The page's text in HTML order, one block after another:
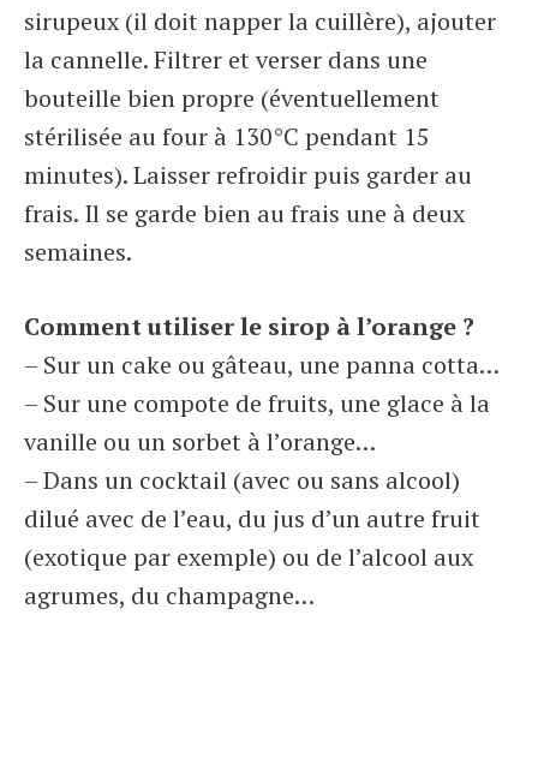
sirupeux (il doit napper la cuillère), ajouter
la cannelle. Filtrer et verser dans une
bouteille bien propre (éventuellement
stérilisée au four à 130°C pendant 15
minutes). Laisser refroidir puis garder au
frais. Il se garde bien au frais une à deux
semaines.
Comment utiliser le sirop à l’orange ?
– Sur un cake ou gâteau, une panna cotta…
– Sur une compote de fruits, une glace à la
vanille ou un sorbet à l’orange…
– Dans un cocktail (avec ou sans alcool)
dilué avec de l’eau, du jus d’un autre fruit
(exotique par exemple) ou de l’alcool aux
agrumes, du champagne…